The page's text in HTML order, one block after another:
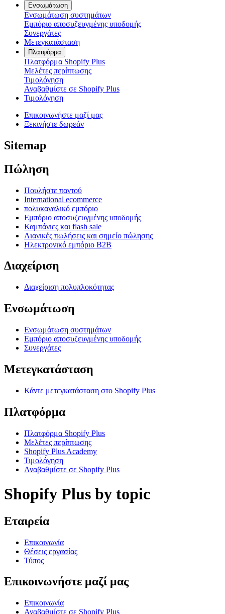
Ενσωμάτωση
Ενσωμάτωση συστημάτων
Εμπόριο αποσυζευγμένης υποδομής
Συνεργάτες
Μετεγκατάσταση
Πλατφόρμα
Πλατφόρμα Shopify Plus
Μελέτες περίπτωσης
Τιμολόγηση
Αναβαθμίστε σε Shopify Plus
Τιμολόγηση
Επικοινωνήστε μαζί μας
Ξεκινήστε δωρεάν
Sitemap
Πώληση
Πουλήστε παντού
International ecommerce
πολυκαναλικό εμπόριο
Εμπόριο αποσυζευγμένης υποδομής
Καμπάνιες και flash sale
Λιανικές πωλήσεις και σημείο πώλησης
Ηλεκτρονικό εμπόριο B2B
Διαχείριση
Διαχείριση πολυπλοκότητας
Ενσωμάτωση
Ενσωμάτωση συστημάτων
Εμπόριο αποσυζευγμένης υποδομής
Συνεργάτες
Μετεγκατάσταση
Κάντε μετεγκατάσταση στο Shopify Plus
Πλατφόρμα
Πλατφόρμα Shopify Plus
Μελέτες περίπτωσης
Shopify Plus Academy
Τιμολόγηση
Αναβαθμίστε σε Shopify Plus
Shopify Plus by topic
Εταιρεία
Επικοινωνία
Θέσεις εργασίας
Τύπος
Επικοινωνήστε μαζί μας
Επικοινωνία
Αναβαθμίστε σε Shopify Plus